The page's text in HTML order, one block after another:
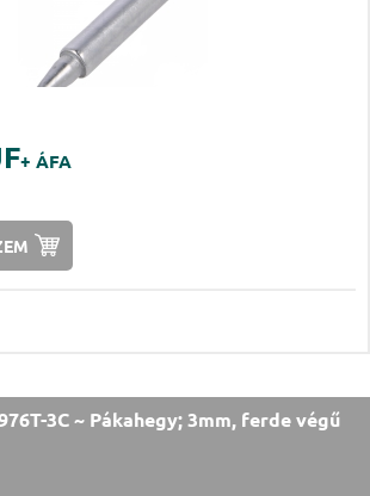
+ ÁFA
3C ~ Pákahegy; 3mm, ferde végű